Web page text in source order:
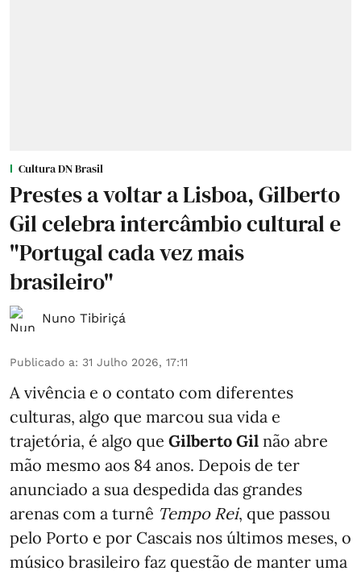
Cultura DN Brasil
Prestes a voltar a Lisboa, Gilberto
Gil celebra intercâmbio cultural e
"Portugal cada vez mais
brasileiro"
Nuno Tibiriçá
Publicado a: 31 Julho 2026, 17:11
A vivência e o contato com diferentes
culturas, algo que marcou sua vida e
trajetória, é algo que Gilberto Gil não abre
mão mesmo aos 84 anos. Depois de ter
anunciado a sua despedida das grandes
arenas com a turnê Tempo Rei, que passou
pelo Porto e por Cascais nos últimos meses, o
músico brasileiro faz questão de manter uma